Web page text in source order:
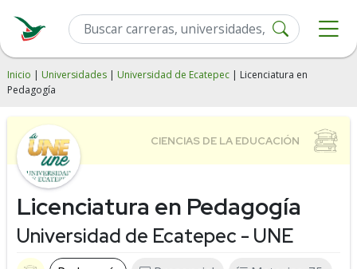
Inicio | Universidades | Universidad de Ecatepec | Licenciatura en
Pedagogía
Licenciatura en Pedagogía
Universidad de Ecatepec - UNE